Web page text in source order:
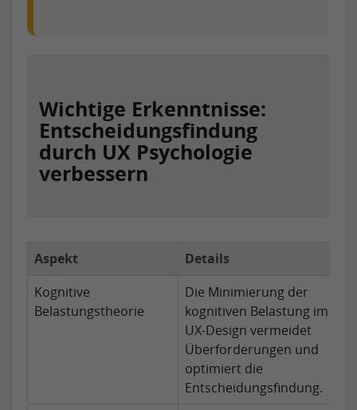
Wichtige Erkenntnisse:
Entscheidungsfindung
durch UX Psychologie
verbessern
Aspekt
Details
Kognitive
Belastungstheorie
Die Minimierung der
kognitiven Belastung im
UX-Design vermeidet
Überforderungen und
optimiert die
Entscheidungsfindung.